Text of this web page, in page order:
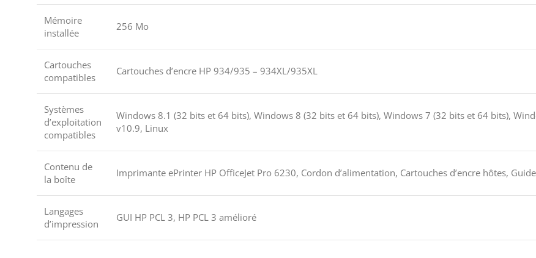
Mémoire
installée
256 Mo
Cartouches
compatibles
Cartouches d’encre HP 934/935 – 934XL/935XL
Systèmes
d’exploitation
compatibles
Windows 8.1 (32 bits et 64 bits), Windows 8 (32 bits et 64 bits), Windows 7 (32 bits et 64 bits),
v10.9, Linux
Contenu de
la boîte
Imprimante ePrinter HP OfficeJet Pro 6230, Cordon d’alimentation, Cartouches d’encre hôtes,
Langages
d’impression
GUI HP PCL 3, HP PCL 3 amélioré